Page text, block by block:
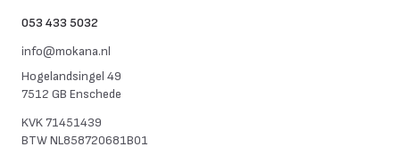
053 433 5032
info@mokana.nl
Hogelandsingel 49
7512 GB Enschede
KVK71451439
BTWNL858720681B01